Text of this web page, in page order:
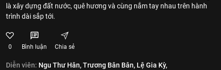
là xây dựng đất nước, quê hương và cùng nắm tay nhau trên hành
trình dài sắp tới.
0 Bình luận Chia sẻ
Diễn viên: Ngu Thư Hân,Trương Bân Bân, Lệ Gia Kỳ,